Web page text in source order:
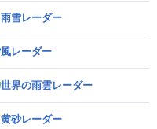
雨雪レーダー
風レーダー
世界の雨雲レーダー
黄砂レーダー